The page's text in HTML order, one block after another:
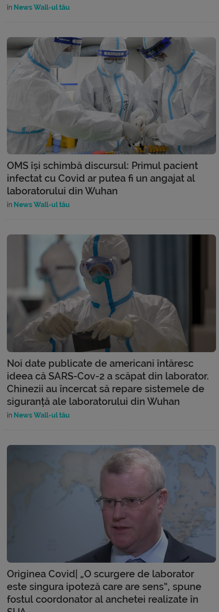
în News Wall-ul tău
OMS își schimbă discursul: Primul pacient
infectat cu Covid ar putea fi un angajat al
laboratorului din Wuhan
în News Wall-ul tău
Noi date publicate de americani întăresc
ideea că SARS-Cov-2 a scăpat din laborator.
Chinezii au încercat să repare sistemele de
siguranță ale laboratorului din Wuhan
în News Wall-ul tău
Originea Covid| „O scurgere de laborator
este singura ipoteză care are sens”, spune
fostul coordonator al anchetei realizate în